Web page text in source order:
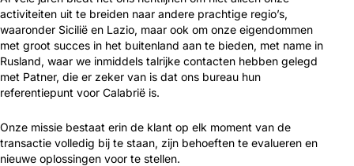
activiteiten uit te breiden naar andere prachtige regio’s,
waaronder Sicilië en Lazio, maar ook om onze eigendommen
met groot succes in het buitenland aan te bieden, met name in
Rusland, waar we inmiddels talrijke contacten hebben gelegd
met Patner, die er zeker van is dat ons bureau hun
referentiepunt voor Calabrië is.
Onze missie bestaat erin de klant op elk moment van de
transactie volledig bij te staan, zijn behoeften te evalueren en
nieuwe oplossingen voor te stellen.